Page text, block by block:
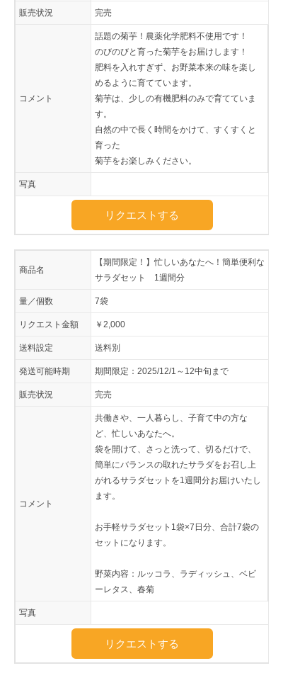
販売状況 完売
コメント
話題の菊芋！農薬化学肥料不使用です！
のびのびと育った菊芋をお届けします！
肥料を入れすぎず、お野菜本来の味を楽し
めるように育てています。
菊芋は、少しの有機肥料のみで育てていま
す。
自然の中で長く時間をかけて、すくすくと
育った
菊芋をお楽しみください。
写真
リクエストする
商品名
【期間限定！】忙しいあなたへ！簡単便利な
サラダセット 1週間分
量／個数 7袋
リクエスト金額 ￥2,000
送料設定 送料別
発送可能時期 期間限定：2025/12/1～12中旬まで
販売状況 完売
コメント
共働きや、一人暮らし、子育て中の方な
ど、忙しいあなたへ。
袋を開けて、さっと洗って、切るだけで、
簡単にバランスの取れたサラダをお召し上
がれるサラダセットを1週間分お届けいたし
ます。
お手軽サラダセット1袋×7日分、合計7袋の
セットになります。
野菜内容：ルッコラ、ラディッシュ、ベビ
ーレタス、春菊
写真
リクエストする